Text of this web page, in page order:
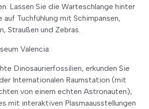
Lassen Sie die Warteschlange hinter
auf Tuchfühlung mit Schimpansen,
Straußen und Zebras.
Valencia:
Dinosaurierfossilien, erkunden Sie
Internationalen Raumstation (mit
von einem echten Astronauten),
mit interaktiven Plasmaausstellungen